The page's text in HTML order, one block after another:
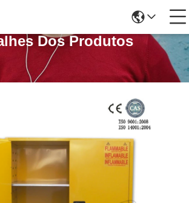
Dos Produtos